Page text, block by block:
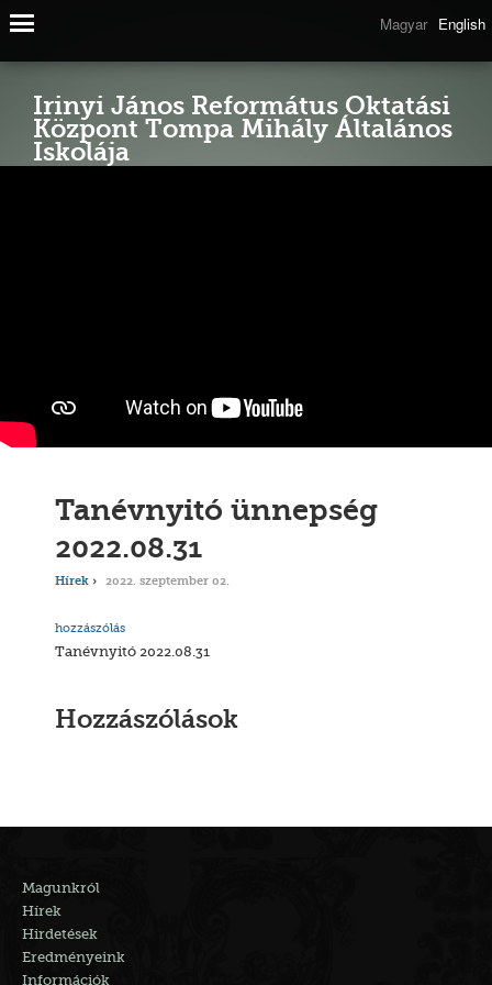
Magyar English
Irinyi János Református Oktatási
Központ Tompa Mihály Általános
Iskolája
Tanévnyitó ünnepség
2022.08.31
Hírek 2022. szeptember 02.
hozzászólás
Tanévnyitó 2022.08.31
Hozzászólások
Magunkról
Hírek
Hirdetések
Eredményeink
Információk